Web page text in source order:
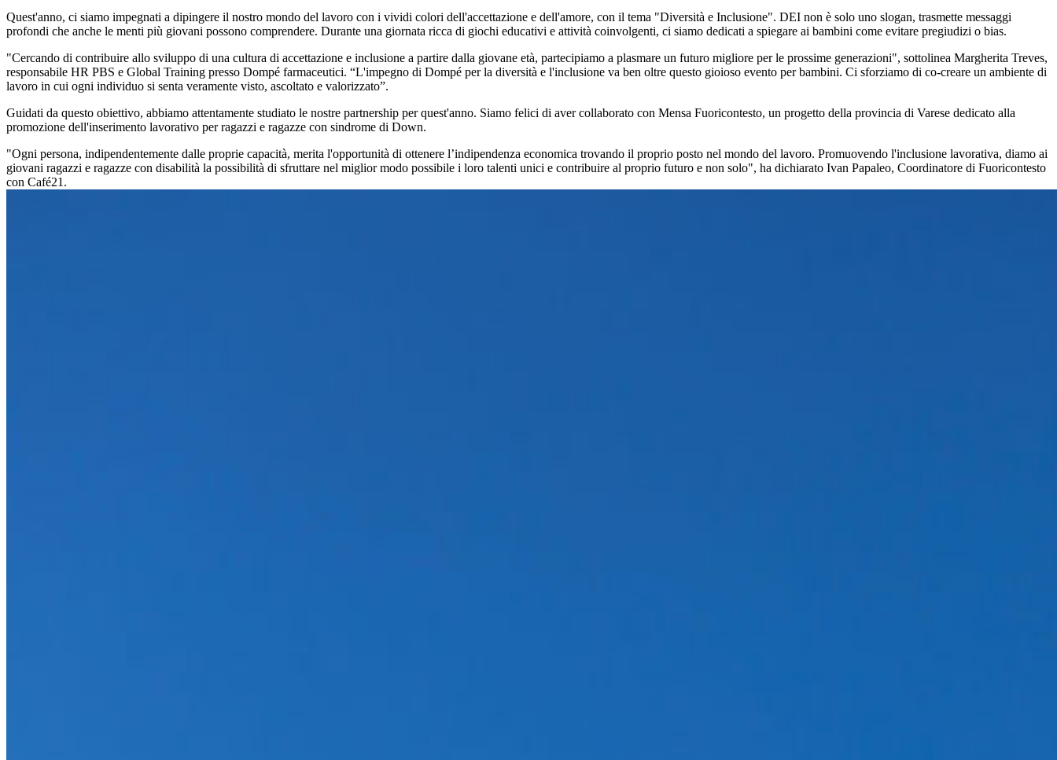
Quest'anno, ci siamo impegnati a dipingere il nostro mondo del lavoro con i vividi colori dell'accettazione e dell'amore, con il tema "Diversità e Inclusione". DEI non è solo uno slogan, trasmette messaggi
profondi che anche le menti più giovani possono comprendere. Durante una giornata ricca di giochi educativi e attività coinvolgenti, ci siamo dedicati a spiegare ai bambini come evitare pregiudizi o bias.
"Cercando di contribuire allo sviluppo di una cultura di accettazione e inclusione a partire dalla giovane età, partecipiamo a plasmare un futuro migliore per le prossime generazioni", sottolinea Margherita Treves,
responsabile HR PBS e Global Training presso Dompé farmaceutici. “L'impegno di Dompé per la diversità e l'inclusione va ben oltre questo gioioso evento per bambini. Ci sforziamo di co-creare un ambiente di
lavoro in cui ogni individuo si senta veramente visto, ascoltato e valorizzato”.
Guidati da questo obiettivo, abbiamo attentamente studiato le nostre partnership per quest'anno. Siamo felici di aver collaborato con Mensa Fuoricontesto, un progetto della provincia di Varese dedicato alla
promozione dell'inserimento lavorativo per ragazzi e ragazze con sindrome di Down.
"Ogni persona, indipendentemente dalle proprie capacità, merita l'opportunità di ottenere l’indipendenza economica trovando il proprio posto nel mondo del lavoro. Promuovendo l'inclusione lavorativa, diamo ai
giovani ragazzi e ragazze con disabilità la possibilità di sfruttare nel miglior modo possibile i loro talenti unici e contribuire al proprio futuro e non solo", ha dichiarato Ivan Papaleo, Coordinatore di Fuoricontesto
con Café21.